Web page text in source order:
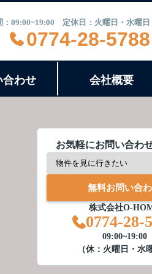
：09:00~19:00 定休日：火曜日・水曜日
0774-28-5788
合わせ 会社概要
お気軽にお問い合わ
無料お問い合
株式会社O-
0774-28-
09:00~19:00
（休：火曜日・水